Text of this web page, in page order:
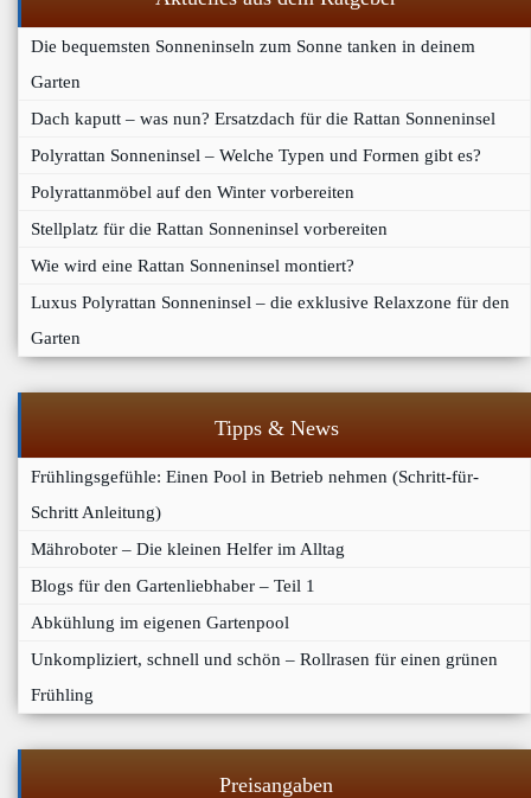
Die bequemsten Sonneninseln zum Sonne tanken in deinem
Garten
Dach kaputt – was nun? Ersatzdach für die Rattan Sonneninsel
Polyrattan Sonneninsel – Welche Typen und Formen gibt es?
Polyrattanmöbel auf den Winter vorbereiten
Stellplatz für die Rattan Sonneninsel vorbereiten
Wie wird eine Rattan Sonneninsel montiert?
Luxus Polyrattan Sonneninsel – die exklusive Relaxzone für den
Garten
Tipps & News
Frühlingsgefühle: Einen Pool in Betrieb nehmen (Schritt-für-
Schritt Anleitung)
Mähroboter – Die kleinen Helfer im Alltag
Blogs für den Gartenliebhaber – Teil 1
Abkühlung im eigenen Gartenpool
Unkompliziert, schnell und schön – Rollrasen für einen grünen
Frühling
Preisangaben